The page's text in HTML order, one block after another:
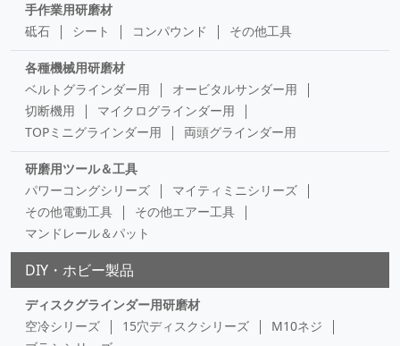
手作業用研磨材
砥石
シート コンパウンド その他工具
各種機械用研磨材
ベルトグラインダー用
オービタルサンダー用
切断機用
マイクログラインダー用
TOPミニグラインダー用
両頭グラインダー用
研磨用ツール＆工具
パワーコングシリーズ
マイティミニシリーズ
その他電動工具
その他エアー工具
マンドレール＆パット
DIY・ホビー製品
ディスクグラインダー用研磨材
空冷シリーズ
15穴ディスクシリーズ
M10ネジ